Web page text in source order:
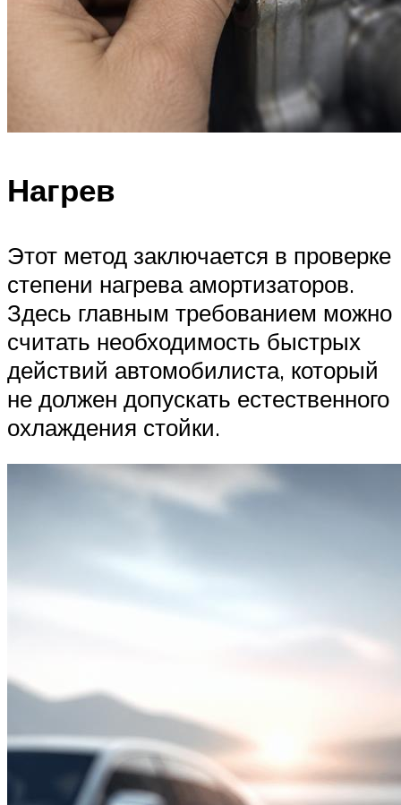
Нагрев
Этот метод заключается в проверке
степени нагрева амортизаторов.
Здесь главным требованием можно
считать необходимость быстрых
действий автомобилиста, который
не должен допускать естественного
охлаждения стойки.